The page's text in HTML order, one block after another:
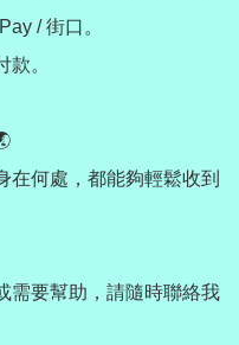
/ 街口。
。
在何處，都能夠輕鬆收到
需要幫助，請隨時聯絡我